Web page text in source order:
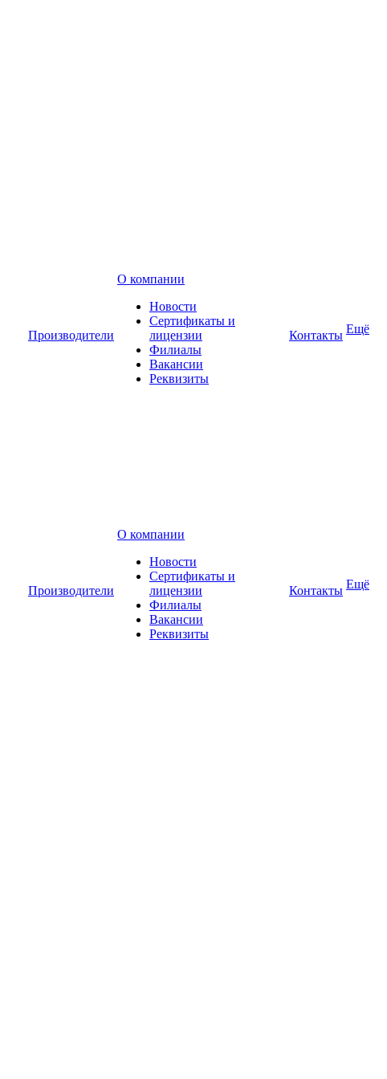
Производители
О компании
Новости
Сертификаты и
лицензии
Филиалы
Вакансии
Реквизиты
Контакты Ещё
Производители
О компании
Новости
Сертификаты и
лицензии
Филиалы
Вакансии
Реквизиты
Контакты Ещё